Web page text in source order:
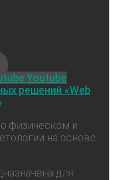
Youtube
физическом и
на основе
для